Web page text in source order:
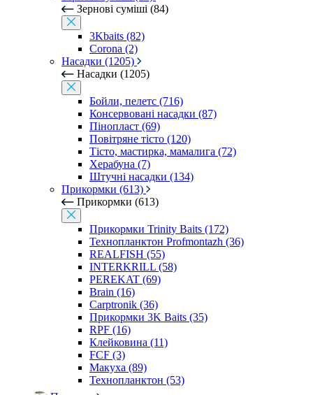
Зернові суміші (84)
3Kbaits (82)
Corona (2)
Насадки (1205)
Насадки (1205)
Бойли, пелетс (716)
Консервовані насадки (87)
Пінопласт (69)
Повітряне тісто (120)
Тісто, мастирка, мамалига (72)
Херабуна (7)
Штучні насадки (134)
Прикормки (613)
Прикормки (613)
Прикормки Trinity Baits (172)
Технопланктон Profmontazh (36)
REALFISH (55)
INTERKRILL (58)
PEREKAT (69)
Brain (16)
Carptronik (36)
Прикормки 3K Baits (35)
RPF (16)
Клейковина (11)
FCF (3)
Макуха (89)
Технопланктон (53)